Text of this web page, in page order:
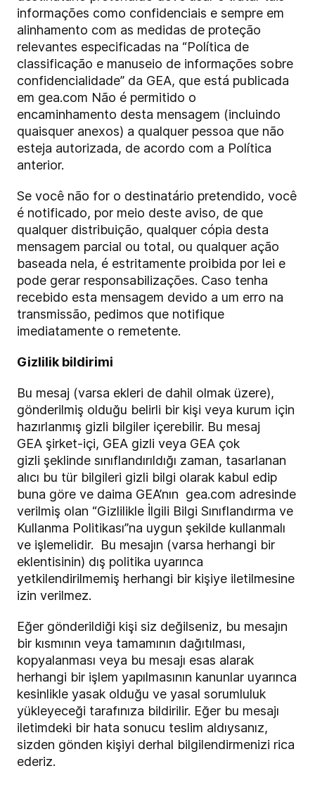
informações como confidenciais e sempre em
alinhamento com as medidas de proteção
relevantes especificadas na “Política de
classificação e manuseio de informações sobre
confidencialidade” da GEA, que está publicada
em gea.com Não é permitido o
encaminhamento desta mensagem (incluindo
quaisquer anexos) a qualquer pessoa que não
esteja autorizada, de acordo com a Política
anterior.
Se você não for o destinatário pretendido, você
é notificado, por meio deste aviso, de que
qualquer distribuição, qualquer cópia desta
mensagem parcial ou total, ou qualquer ação
baseada nela, é estritamente proibida por lei e
pode gerar responsabilizações. Caso tenha
recebido esta mensagem devido a um erro na
transmissão, pedimos que notifique
imediatamente o remetente.
Gizlilik bildirimi
Bu mesaj (varsa ekleri de dahil olmak üzere),
gönderilmiş olduğu belirli bir kişi veya kurum için
hazırlanmış gizli bilgiler içerebilir. Bu mesaj
GEA şirket-içi, GEA gizli veya GEA çok
gizli şeklinde sınıflandırıldığı zaman, tasarlanan
alıcı bu tür bilgileri gizli bilgi olarak kabul edip
buna göre ve daima GEA’nın gea.com adresinde
verilmiş olan “Gizlilikle İlgili Bilgi Sınıflandırma ve
Kullanma Politikası”na uygun şekilde kullanmalı
ve işlemelidir. Bu mesajın (varsa herhangi bir
eklentisinin) dış politika uyarınca
yetkilendirilmemiş herhangi bir kişiye iletilmesine
izin verilmez.
Eğer gönderildiği kişi siz değilseniz, bu mesajın
bir kısmının veya tamamının dağıtılması,
kopyalanması veya bu mesajı esas alarak
herhangi bir işlem yapılmasının kanunlar uyarınca
kesinlikle yasak olduğu ve yasal sorumluluk
yükleyeceği tarafınıza bildirilir. Eğer bu mesajı
iletimdeki bir hata sonucu teslim aldıysanız,
sizden gönden kişiyi derhal bilgilendirmenizi rica
ederiz.